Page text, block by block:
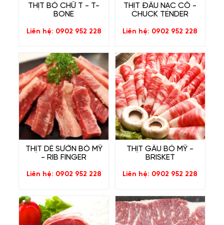
THỊT BÒ CHỮ T - T-
BONE
Liên hệ: 0902 952 228
THỊT ĐẦU NẠC CỔ -
CHUCK TENDER
Liên hệ: 0902 952 228
THỊT DẺ SƯỜN BÒ MỸ
- RIB FINGER
Liên hệ: 0902 952 228
THỊT GẦU BÒ MỸ -
BRISKET
Liên hệ: 0902 952 228